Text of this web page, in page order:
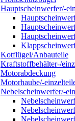
Hauptscheinwerfer/-
Kotflügel/Anbauteile
Kraftstoffbehälter-/
Motorabdeckung
Motorhaube/-
Nebelscheinwerfer/-